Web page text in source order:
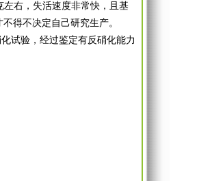
左右，失活速度非常快，且基
得不决定自己研究生产。
试验，经过鉴定有反硝化能力